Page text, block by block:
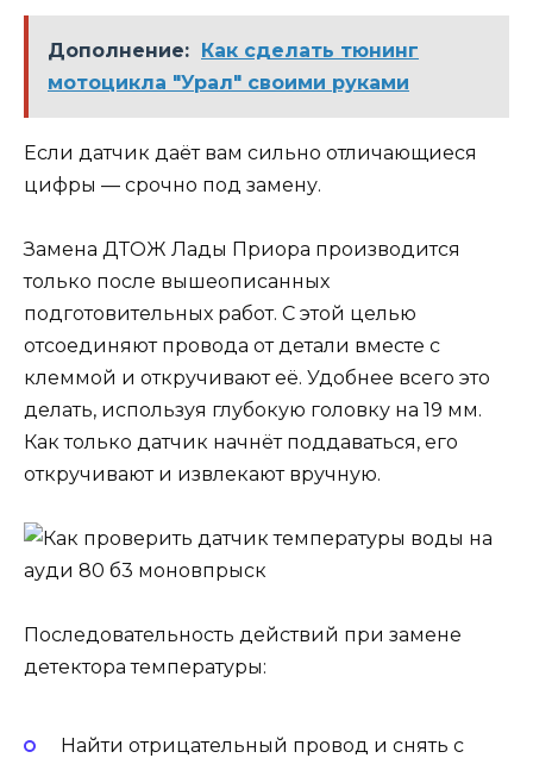
Дополнение: Как сделать тюнинг
мотоцикла "Урал" своими руками
Если датчик даёт вам сильно отличающиеся
цифры — срочно под замену.
Замена ДТОЖ Лады Приора производится
только после вышеописанных
подготовительных работ. С этой целью
отсоединяют провода от детали вместе с
клеммой и откручивают её. Удобнее всего это
делать, используя глубокую головку на 19 мм.
Как только датчик начнёт поддаваться, его
откручивают и извлекают вручную.
Последовательность действий при замене
детектора температуры:
Найти отрицательный провод и снять с